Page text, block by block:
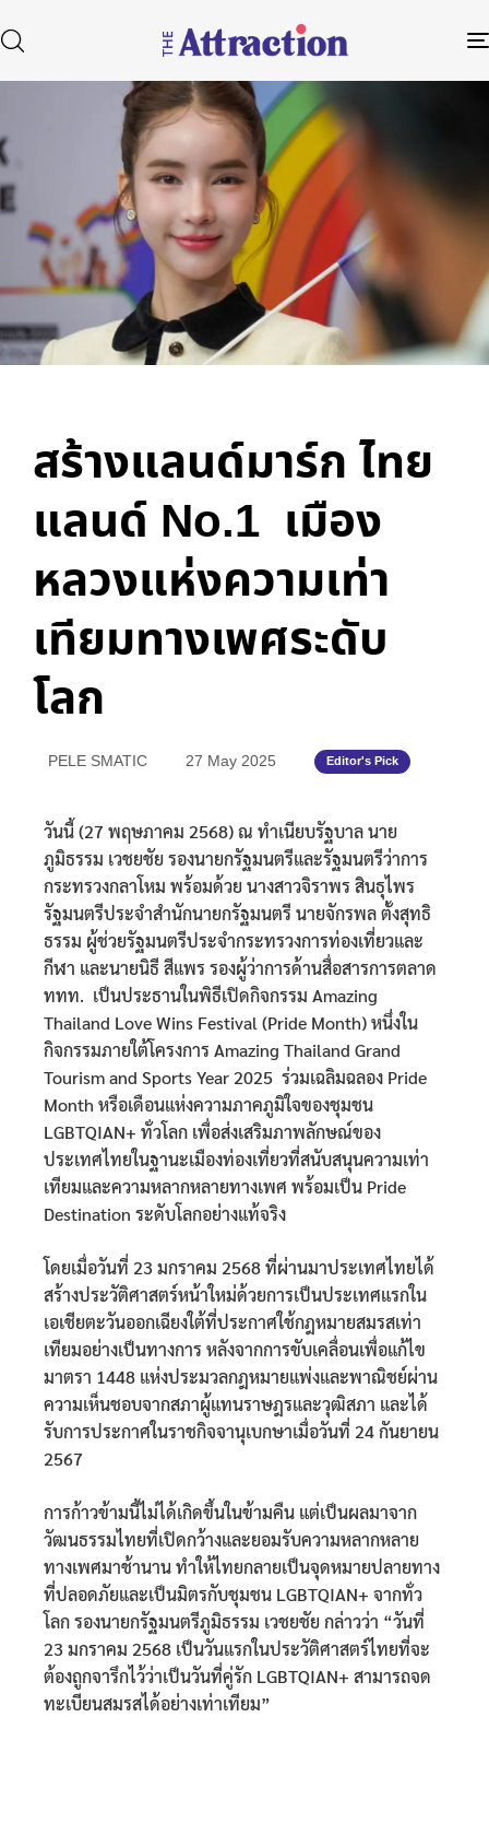
Type and hit enter
สร้างแลนด์มาร์ก ไทย
แลนด์ No.1 เมือง
หลวงแห่งความเท่า
เทียมทางเพศระดับ
โลก
PELE SMATIC 27 May 2025 Editor's Pick
วันนี้ (27 พฤษภาคม 2568) ณ ทำเนียบรัฐบาล นาย
ภูมิธรรม เวชยชัย รองนายกรัฐมนตรีและรัฐมนตรีว่าการ
กระทรวงกลาโหม พร้อมด้วย นางสาวจิราพร สินธุไพร
รัฐมนตรีประจำสำนักนายกรัฐมนตรี นายจักรพล ตั้งสุทธิ
ธรรม ผู้ช่วยรัฐมนตรีประจำกระทรวงการท่องเที่ยวและ
กีฬา และนายนิธี สีแพร รองผู้ว่าการด้านสื่อสารการตลาด
ททท. เป็นประธานในพิธีเปิดกิจกรรม Amazing
Thailand Love Wins Festival (Pride Month) หนึ่งใน
กิจกรรมภายใต้โครงการ Amazing Thailand Grand
Tourism and Sports Year 2025 ร่วมเฉลิมฉลอง Pride
Month หรือเดือนแห่งความภาคภูมิใจของชุมชน
LGBTQIAN+ ทั่วโลก เพื่อส่งเสริมภาพลักษณ์ของ
ประเทศไทยในฐานะเมืองท่องเที่ยวที่สนับสนุนความเท่า
เทียมและความหลากหลายทางเพศ พร้อมเป็น Pride
Destination ระดับโลกอย่างแท้จริง
โดยเมื่อวันที่ 23 มกราคม 2568 ที่ผ่านมาประเทศไทยได้
สร้างประวัติศาสตร์หน้าใหม่ด้วยการเป็นประเทศแรกใน
เอเชียตะวันออกเฉียงใต้ที่ประกาศใช้กฎหมายสมรสเท่า
เทียมอย่างเป็นทางการ หลังจากการขับเคลื่อนเพื่อแก้ไข
มาตรา 1448 แห่งประมวลกฎหมายแพ่งและพาณิชย์ผ่าน
ความเห็นชอบจากสภาผู้แทนราษฎรและวุฒิสภา และได้
รับการประกาศในราชกิจจานุเบกษาเมื่อวันที่ 24 กันยายน
2567
การก้าวข้ามนี้ไม่ได้เกิดขึ้นในข้ามคืน แต่เป็นผลมาจาก
วัฒนธรรมไทยที่เปิดกว้างและยอมรับความหลากหลาย
ทางเพศมาช้านาน ทำให้ไทยกลายเป็นจุดหมายปลายทาง
ที่ปลอดภัยและเป็นมิตรกับชุมชน LGBTQIAN+ จากทั่ว
โลก รองนายกรัฐมนตรีภูมิธรรม เวชยชัย กล่าวว่า “วันที่
23 มกราคม 2568 เป็นวันแรกในประวัติศาสตร์ไทยที่จะ
ต้องถูกจารึกไว้ว่าเป็นวันที่คู่รัก LGBTQIAN+ สามารถจด
ทะเบียนสมรสได้อย่างเท่าเทียม”